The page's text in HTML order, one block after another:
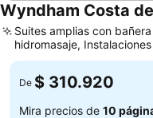
Wyndham Costa
Suites amplias con
hidromasaje,
negocios y eventos
De $ 310.920
Mira precios de 10